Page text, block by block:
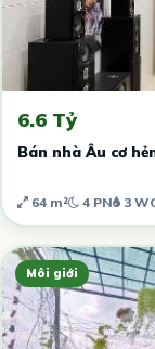
6.6 Tỷ
Bán nhà Âu cơ
64 m² 4 PN 3
Môi giới